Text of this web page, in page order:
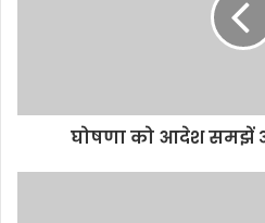
घोषणा को आदेश समझें